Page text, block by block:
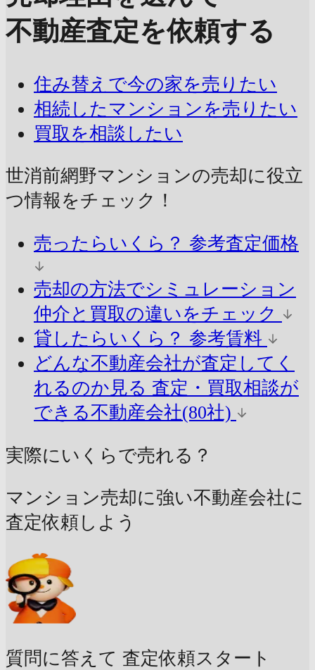
不動産査定を依頼する
住み替えで今の家を売りたい
相続したマンションを売りたい
買取を相談したい
世消前網野マンションの売却に役立
つ情報をチェック！
売ったらいくら？ 参考査定価格
売却の方法でシミュレーション
仲介と買取の違いをチェック
貸したらいくら？ 参考賃料
どんな不動産会社が査定してく
れるのか見る 査定・買取相談が
できる不動産会社(80社)
実際にいくらで売れる？
マンション売却に強い不動産会社に
査定依頼しよう
質問に答えて 査定依頼スタート